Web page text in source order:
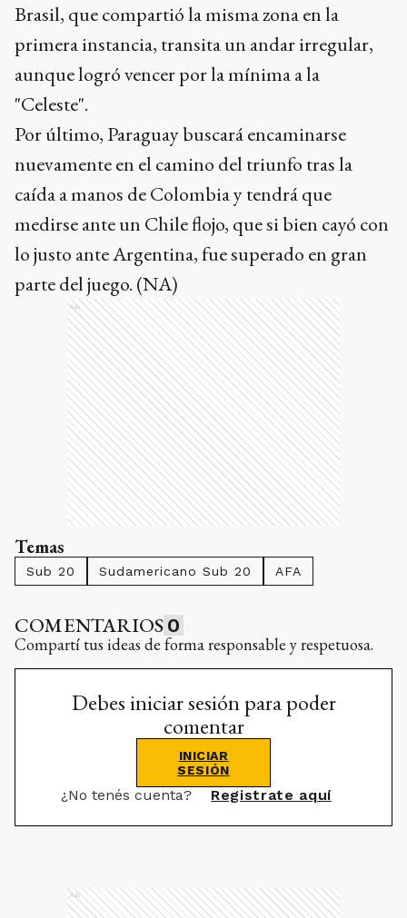
Brasil, que compartió la misma zona en la
primera instancia, transita un andar irregular,
aunque logró vencer por la mínima a la
"Celeste".
Por último, Paraguay buscará encaminarse
nuevamente en el camino del triunfo tras la
caída a manos de Colombia y tendrá que
medirse ante un Chile flojo, que si bien cayó con
lo justo ante Argentina, fue superado en gran
parte del juego. (NA)
Ads
Temas
Sub 20 Sudamericano Sub 20 AFA
COMENTARIOS 0
Compartí tus ideas de forma responsable y respetuosa.
Debes iniciar sesión para poder
comentar
INICIAR
SESIÓN
¿No tenés cuenta? Registrate aquí
Ads